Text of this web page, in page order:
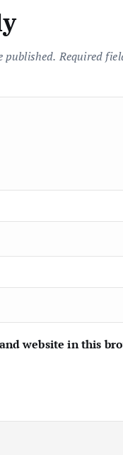
published. Required
website in this